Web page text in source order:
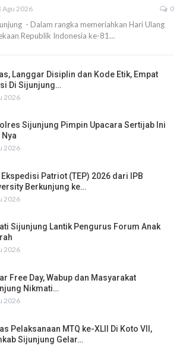
Agu 2026 0
- Dalam rangka memeriahkan Hari Ulang
Republik Indonesia ke-81…
Langgar Disiplin dan Kode Etik, Empat
Di Sijunjung…
2026
Sijunjung Pimpin Upacara Sertijab Ini
Nya
2026
Patriot (TEP) 2026 dari IPB
Berkunjung ke…
2026
Sijunjung Lantik Pengurus Forum Anak
2026
Free Day, Wabup dan Masyarakat
Nikmati…
2026
Pelaksanaan MTQ ke-XLII Di Koto VII,
Sijunjung Gelar…